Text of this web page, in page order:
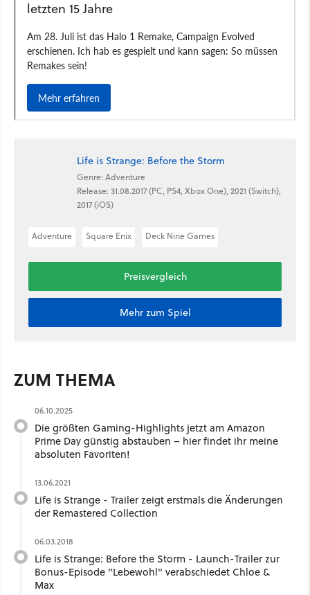
Life is Strange: Before the Storm
Genre: Adventure
Release: 31.08.2017 (PC, PS4, Xbox One), 2021 (Switch),
2017 (iOS)
Adventure Square Enix Deck Nine Games
Preisvergleich
Mehr zum Spiel
ZUM THEMA
06.10.2025
Die größten Gaming-Highlights jetzt am Amazon
Prime Day günstig abstauben – hier findet ihr meine
absoluten Favoriten!
13.06.2021
Life is Strange - Trailer zeigt erstmals die Änderungen
der Remastered Collection
06.03.2018
Life is Strange: Before the Storm - Launch-Trailer zur
Bonus-Episode "Lebewohl" verabschiedet Chloe &
Max